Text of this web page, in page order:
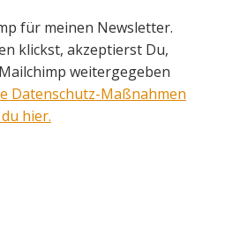
für meinen Newsletter.
klickst, akzeptierst Du,
weitergegeben
Datenschutz-Maßnahmen
hier.